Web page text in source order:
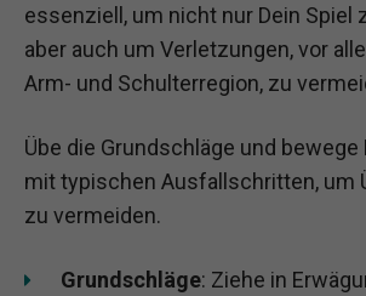
essenziell, um nicht nur Dein Spiel
aber auch um Verletzungen, vor
Arm- und Schulterregion, zu
Übe die Grundschläge und
mit typischen Ausfallschritten, um
zu vermeiden.
Grundschläge: Ziehe in